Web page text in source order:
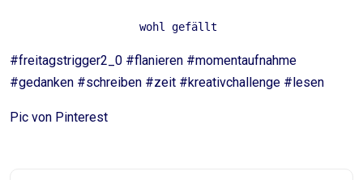
wohl gefällt
#freitagstrigger2_0 #flanieren #momentaufnahme
#gedanken #schreiben #zeit #kreativchallenge #lesen
Pic von Pinterest